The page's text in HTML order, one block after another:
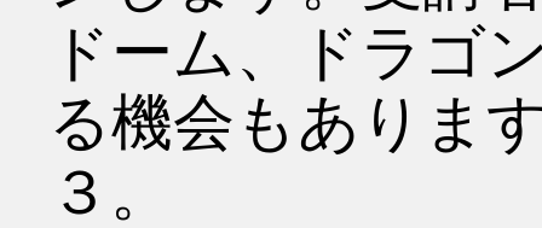
ドーム、ドラゴ
る機会もありま
３。